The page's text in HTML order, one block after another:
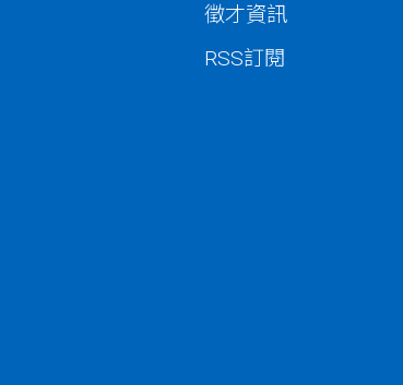
徵才資訊
RSS訂閱